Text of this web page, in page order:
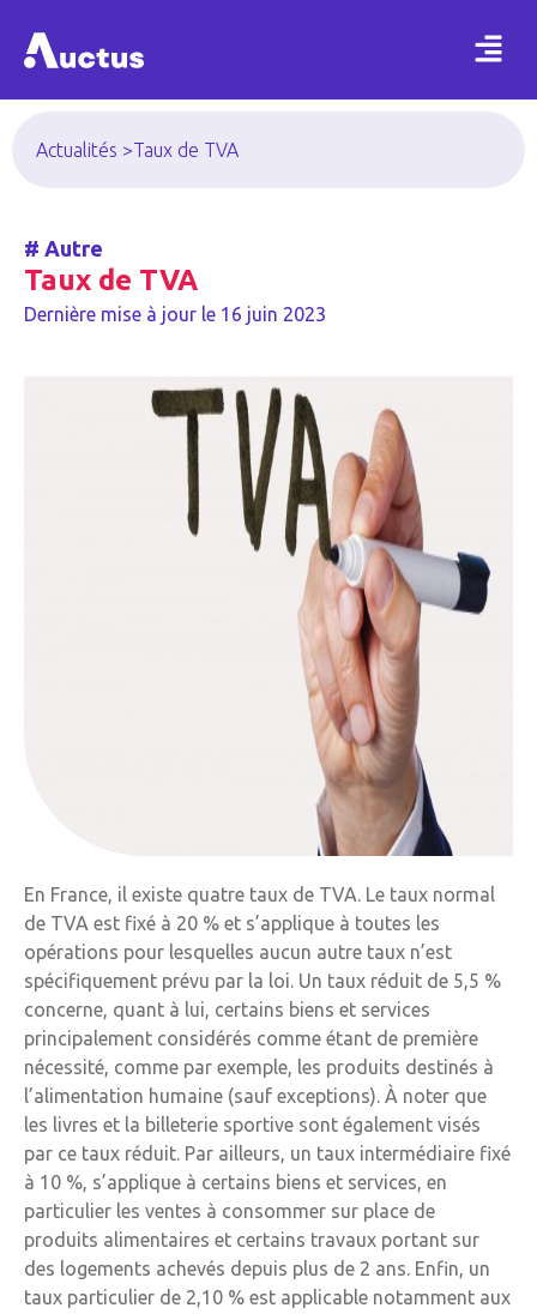
Actualités >Taux de TVA
# Autre
Taux de TVA
Dernière mise à jour le 16 juin 2023
En France, il existe quatre taux de TVA. Le taux normal
de TVA est fixé à 20 % et s’applique à toutes les
opérations pour lesquelles aucun autre taux n’est
spécifiquement prévu par la loi. Un taux réduit de 5,5 %
concerne, quant à lui, certains biens et services
principalement considérés comme étant de première
nécessité, comme par exemple, les produits destinés à
l’alimentation humaine (sauf exceptions). À noter que
les livres et la billeterie sportive sont également visés
par ce taux réduit. Par ailleurs, un taux intermédiaire fixé
à 10 %, s’applique à certains biens et services, en
particulier les ventes à consommer sur place de
produits alimentaires et certains travaux portant sur
des logements achevés depuis plus de 2 ans. Enfin, un
taux particulier de 2,10 % est applicable notamment aux